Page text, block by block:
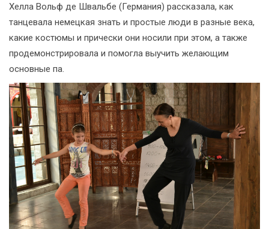
Хелла Вольф де Швальбе (Германия) рассказала, как
танцевала немецкая знать и простые люди в разные века,
какие костюмы и прически они носили при этом, а также
продемонстрировала и помогла выучить желающим
основные па.